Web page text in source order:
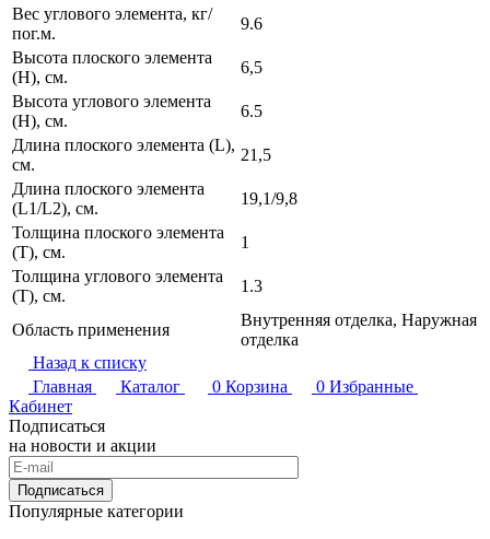
Вес углового элемента, кг/
пог.м.
9.6
Высота плоского элемента
(H), см.
6,5
Высота углового элемента
(H), см.
6.5
Длина плоского элемента (L),
см.
21,5
Длина плоского элемента
(L1/L2), см.
19,1/9,8
Толщина плоского элемента
(T), см.
1
Толщина углового элемента
(T), см.
1.3
Область применения
Внутренняя отделка, Наружная
отделка
Назад к списку
Главная
Каталог 0 Корзина 0 Избранные
Кабинет
Подписаться
на новости и акции
Подписаться
Популярные категории